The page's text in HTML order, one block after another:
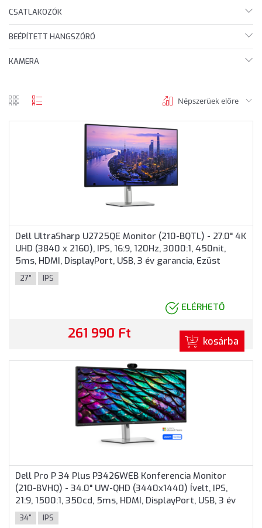
CSATLAKOZÓK
BEÉPÍTETT HANGSZÓRÓ
KAMERA
Népszerüek előre
Dell UltraSharp U2725QE Monitor (210-BQTL) - 27.0" 4K
UHD (3840 x 2160), IPS, 16:9, 120Hz, 3000:1, 450nit,
5ms, HDMI, DisplayPort, USB, 3 év garancia, Ezüst
színben
27" IPS
ELÉRHETŐ
261 990 Ft kosárba
Dell Pro P 34 Plus P3426WEB Konferencia Monitor
(210-BVHQ) - 34.0" UW-QHD (3440x1440) Ívelt, IPS,
21:9, 1500:1, 350cd, 5ms, HDMI, DisplayPort, USB, 3 év
garancia, Fekete színben
34" IPS